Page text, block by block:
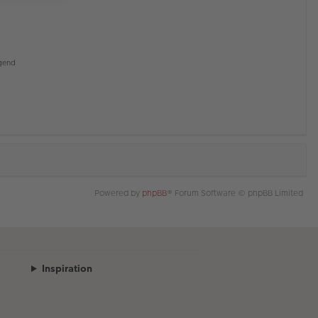
Powered by phpBB® Forum Software © phpBB Limited
Inspiration